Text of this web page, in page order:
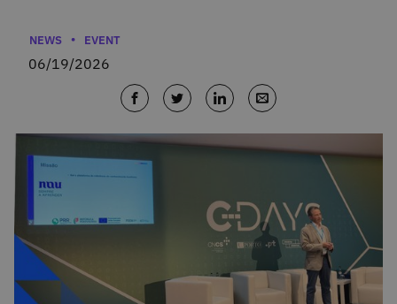
Categories
NEWS EVENT
06/19/2026